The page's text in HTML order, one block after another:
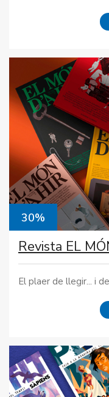
30%
Revista EL
El plaer de llegir... i